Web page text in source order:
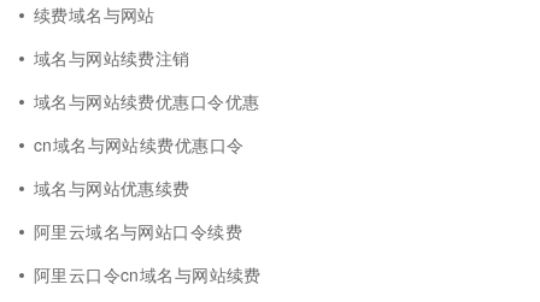
续费域名与网站
域名与网站续费注销
域名与网站续费优惠口令优惠
cn域名与网站续费优惠口令
域名与网站优惠续费
阿里云域名与网站口令续费
阿里云口令cn域名与网站续费